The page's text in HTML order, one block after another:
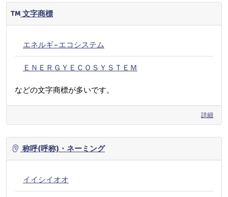
文字商標
エネルギ−エコシステム
ＥＮＥＲＧＹＥＣＯＳＹＳＴＥＭ
などの文字商標が多いです。
詳細
称呼(呼称)・ネーミング
イイシイオオ